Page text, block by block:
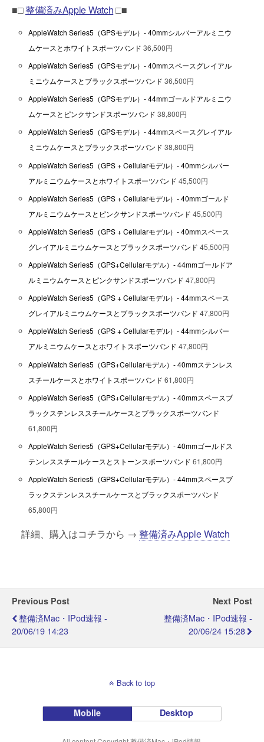
■□整備済みApple Watch□■
AppleWatch Series5（GPSモデル）- 40mmシルバーアルミニウ
ムケースとホワイトスポーツバンド36,500円
AppleWatch Series5（GPSモデル）- 40mmスペースグレイアル
ミニウムケースとブラックスポーツバンド36,500円
AppleWatch Series5（GPSモデル）- 44mmゴールドアルミニウ
ムケースとピンクサンドスポーツバンド38,800円
AppleWatch Series5（GPSモデル）- 44mmスペースグレイアル
ミニウムケースとブラックスポーツバンド38,800円
AppleWatch Series5（GPS + Cellularモデル）- 40mmシルバー
アルミニウムケースとホワイトスポーツバンド45,500円
AppleWatch Series5（GPS + Cellularモデル）- 40mmゴールド
アルミニウムケースとピンクサンドスポーツバンド45,500円
AppleWatch Series5（GPS + Cellularモデル）- 40mmスペース
グレイアルミニウムケースとブラックスポーツバンド45,500円
AppleWatch Series5（GPS+Cellularモデル）- 44mmゴールドア
ルミニウムケースとピンクサンドスポーツバンド47,800円
AppleWatch Series5（GPS + Cellularモデル）- 44mmスペース
グレイアルミニウムケースとブラックスポーツバンド47,800円
AppleWatch Series5（GPS + Cellularモデル）- 44mmシルバー
アルミニウムケースとホワイトスポーツバンド47,800円
AppleWatch Series5（GPS+Cellularモデル）- 40mmステンレス
スチールケースとホワイトスポーツバンド61,800円
AppleWatch Series5（GPS+Cellularモデル）- 40mmスペースブ
ラックステンレススチールケースとブラックスポーツバンド
61,800円
AppleWatch Series5（GPS+Cellularモデル）- 40mmゴールドス
テンレススチールケースとストーンスポーツバンド61,800円
AppleWatch Series5（GPS+Cellularモデル）- 44mmスペースブ
ラックステンレススチールケースとブラックスポーツバンド
65,800円
詳細、購入はコチラから → 整備済みApple Watch
Previous Post
整備済Mac・iPod速報 -
20/06/19 14:23
Next Post
整備済Mac・iPod速報 -
20/06/24 15:28
Back to top
Mobile Desktop